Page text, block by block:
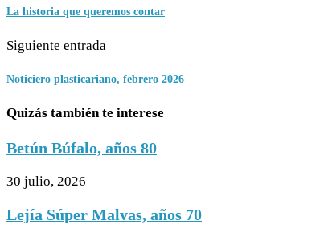
La historia que queremos contar
Siguiente entrada
Noticiero plasticariano, febrero 2026
Quizás también te interese
Betún Búfalo, años 80
30 julio, 2026
Lejía Súper Malvas, años 70